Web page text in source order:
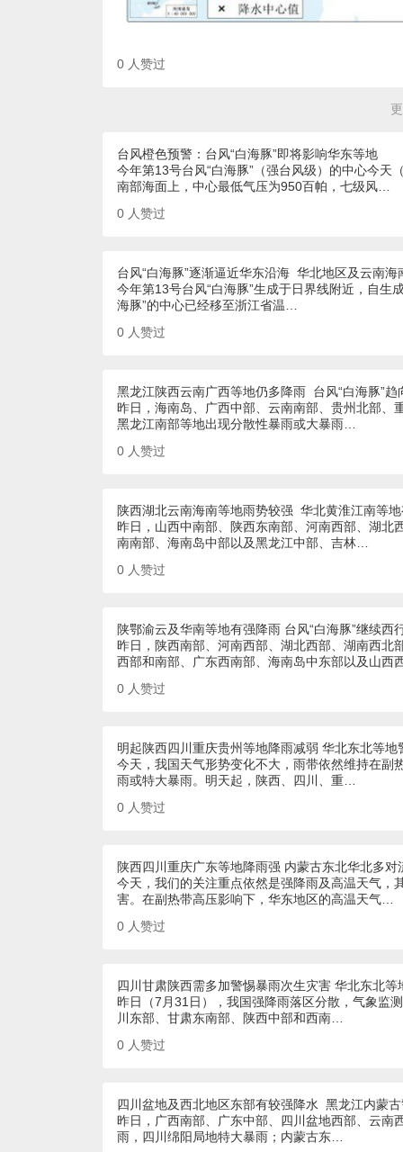
0 人赞过
台风橙色预警：台风“白海豚”即将影响华东等地
今年第13号台风“白海豚”（强台风级）的中心今
南部海面上，中心最低气压为950百帕，七级风…
0 人赞过
台风“白海豚”逐渐逼近华东沿海 华北地区及云南海
今年第13号台风“白海豚”生成于日界线附近，自生
海豚”的中心已经移至浙江省温…
0 人赞过
黑龙江陕西云南广西等地仍多降雨 台风“白海豚”趋
昨日，海南岛、广西中部、云南南部、贵州北部、
黑龙江南部等地出现分散性暴雨或大暴雨…
0 人赞过
陕西湖北云南海南等地雨势较强 华北黄淮江南等
昨日，山西中南部、陕西东南部、河南西部、湖北
南南部、海南岛中部以及黑龙江中部、吉林…
0 人赞过
陕鄂渝云及华南等地有强降雨 台风“白海豚”继续西
昨日，陕西南部、河南西部、湖北西部、湖南西北
西部和南部、广东西南部、海南岛中东部以及山西
0 人赞过
明起陕西四川重庆贵州等地降雨减弱 华北东北等地
今天，我国天气形势变化不大，雨带依然维持在副
雨或特大暴雨。明天起，陕西、四川、重…
0 人赞过
陕西四川重庆广东等地降雨强 内蒙古东北华北多对
今天，我们的关注重点依然是强降雨及高温天气，
害。在副热带高压影响下，华东地区的高温天气…
0 人赞过
四川甘肃陕西需多加警惕暴雨次生灾害 华北东北等
昨日（7月31日），我国强降雨落区分散，气象监
川东部、甘肃东南部、陕西中部和西南…
0 人赞过
四川盆地及西北地区东部有较强降水 黑龙江内蒙
昨日，广西南部、广东中部、四川盆地西部、云南
雨，四川绵阳局地特大暴雨；内蒙古东…